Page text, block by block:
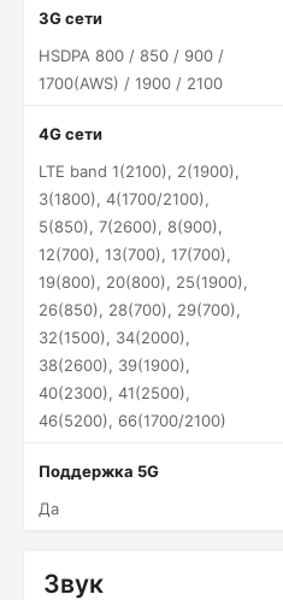
3G сети
HSDPA 800 / 850 / 900 /
1700(AWS) / 1900 / 2100
4G сети
LTE band 1(2100), 2(1900),
3(1800), 4(1700/2100),
5(850), 7(2600), 8(900),
12(700), 13(700), 17(700),
19(800), 20(800), 25(1900),
26(850), 28(700), 29(700),
32(1500), 34(2000),
38(2600), 39(1900),
40(2300), 41(2500),
46(5200), 66(1700/2100)
Поддержка 5G
Да
Звук